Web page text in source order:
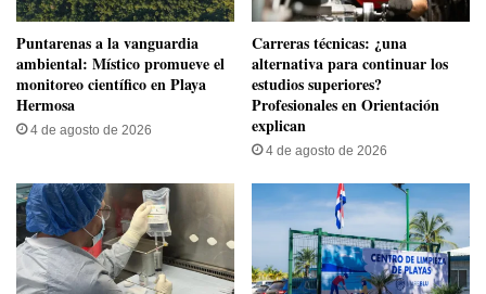
​Puntarenas a la vanguardia
ambiental: Místico promueve el
monitoreo científico en Playa
Hermosa
4 de agosto de 2026
Carreras técnicas: ¿una
alternativa para continuar los
estudios superiores?
Profesionales en Orientación
explican
4 de agosto de 2026